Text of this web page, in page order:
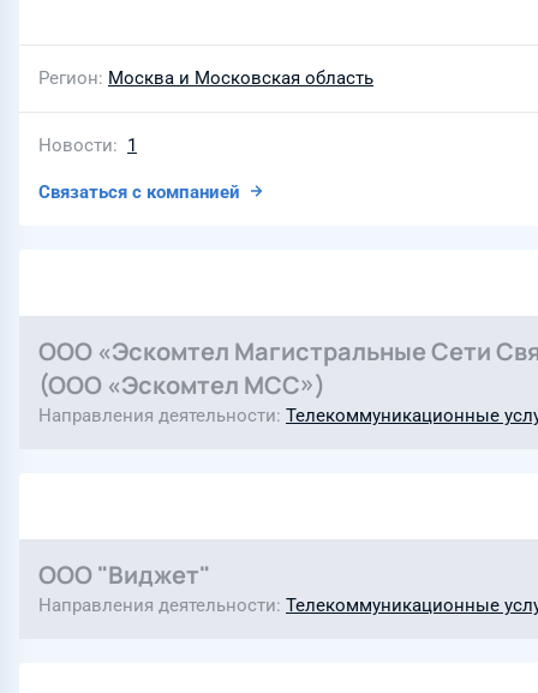
Регион Москва и Московская область
Новости 1
Связаться с компанией
ООО «Эскомтел Магистральные Сети
(ООО «Эскомтел МСС»)
Направления деятельности Телекоммуникационные
ООО "Виджет"
Направления деятельности Телекоммуникационные